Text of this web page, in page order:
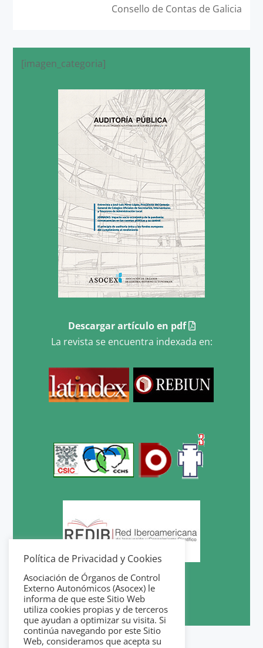
Consello de Contas de Galicia
[imagen_categoria]
Descargar artículo en pdf
La revista se encuentra indexada en:
Política de Privacidad y Cookies
Asociación de Órganos de Control
Externo Autonómicos (Asocex) le
informa de que este Sitio Web
utiliza cookies propias y de terceros
que ayudan a optimizar su visita. Si
continúa navegando por este Sitio
Web, consideramos que acepta su